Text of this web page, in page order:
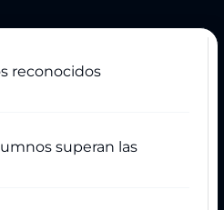
reconocidos
superan las